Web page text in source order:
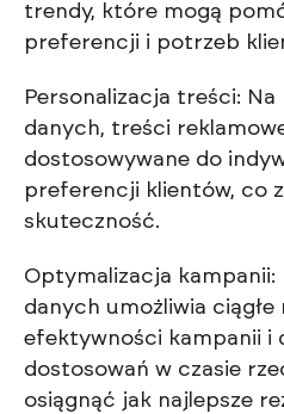
trendy, które mogą
preferencji i potrzeb
Personalizacja treści:
danych, treści
dostosowywane do
preferencji klientów, co
skuteczność.
Optymalizacja
danych umożliwia
efektywności kampanii i
dostosowań w czasie
osiągnąć jak najlepsze